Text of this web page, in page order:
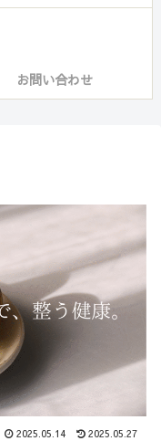
お問い合わせ
2025.05.14 2025.05.27